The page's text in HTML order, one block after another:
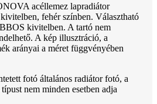
acéllemez lapradiátor
fehér színben. Választható
kivitelben. A tartó nem
A kép illusztráció, a
arányai a méret függvényében
fotó általános radiátor fotó, a
nem minden esetben adja